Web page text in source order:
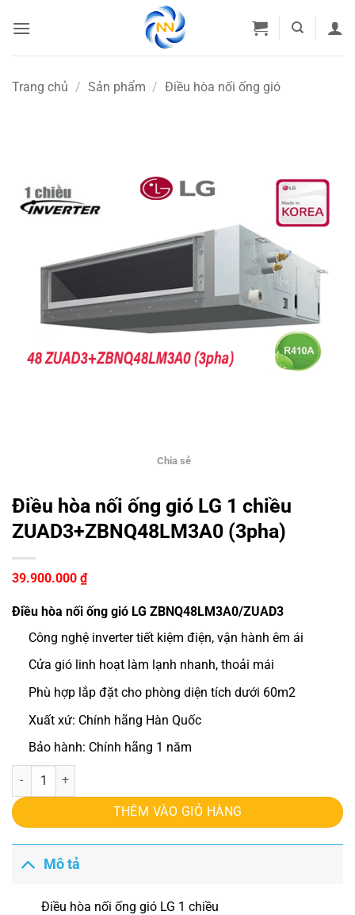
qua
Trang chủ / Sản phẩm / Điều hòa nối ống gió
Chia sẻ
Điều hòa nối ống gió LG 1 chiều
ZUAD3+ZBNQ48LM3A0 (3pha)
39.900.000 ₫
Điều hòa nối ống gió LG ZBNQ48LM3A0/ZUAD3
Công nghệ inverter tiết kiệm điện, vận hành êm ái
Cửa gió linh hoạt làm lạnh nhanh, thoải mái
Phù hợp lắp đặt cho phòng diện tích dưới 60m2
Xuất xứ: Chính hãng Hàn Quốc
Bảo hành: Chính hãng 1 năm
Điều hòa nối ống gió LG 1 chiều ZUAD3+ZBNQ48LM3A0 (3pha) số
THÊM VÀO GIỎ HÀNG
Mô tả
Điều hòa nối ống gió LG 1 chiều